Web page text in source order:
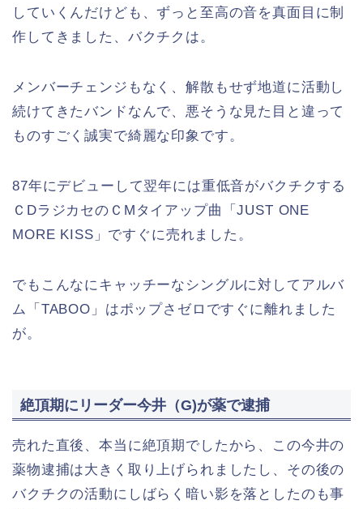
していくんだけども、ずっと至高の音を真面目に制
作してきました、バクチクは。
メンバーチェンジもなく、解散もせず地道に活動し
続けてきたバンドなんで、悪そうな見た目と違って
ものすごく誠実で綺麗な印象です。
87年にデビューして翌年には重低音がバクチクする
ＣDラジカセのＣMタイアップ曲「JUST ONE
MORE KISS」ですぐに売れました。
でもこんなにキャッチーなシングルに対してアルバ
ム「TABOO」はポップさゼロですぐに離れました
が。
絶頂期にリーダー今井（G)が薬で逮捕
売れた直後、本当に絶頂期でしたから、この今井の
薬物逮捕は大きく取り上げられましたし、その後の
バクチクの活動にしばらく暗い影を落としたのも事